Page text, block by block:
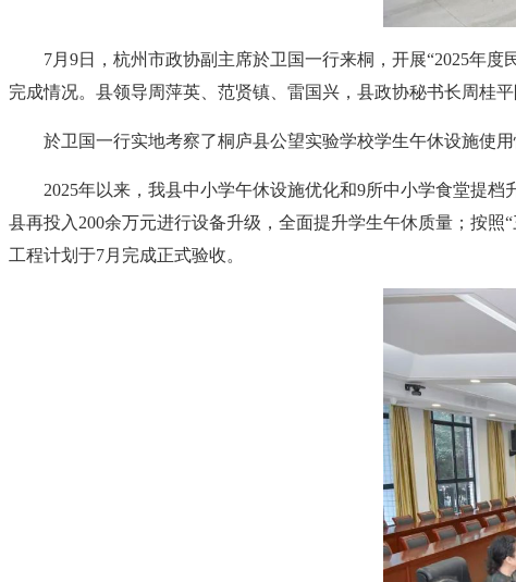
7月9日，杭州市政协副主席於卫国一行来桐，开展“2025年
完成情况。县领导周萍英、范贤镇、雷国兴，县政协秘书长周桂平
於卫国一行实地考察了桐庐县公望实验学校学生午休设施使
2025年以来，我县中小学午休设施优化和9所中小学食堂提
县再投入200余万元进行设备升级，全面提升学生午休质量；按
工程计划于7月完成正式验收。